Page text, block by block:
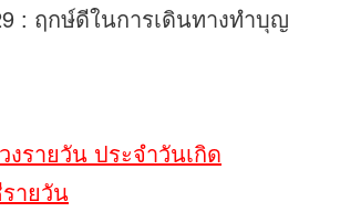
: ฤกษ์ดีในการเดินทางทำบุญ
รายวัน ประจำวันเกิด
ายวัน